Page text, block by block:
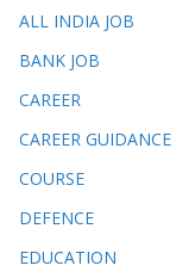
ALL INDIA JOB
BANK JOB
CAREER
CAREER GUIDANCE
COURSE
DEFENCE
EDUCATION